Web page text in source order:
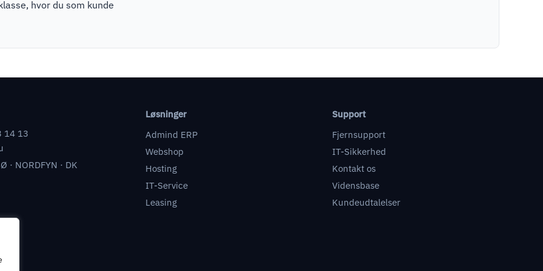
hvor du som kunde
14 13
· NORDFYN · DK
Løsninger
Admind ERP
Webshop
Hosting
IT-Service
Leasing
Support
Fjernsupport
IT-Sikkerhed
Kontakt os
Vidensbase
Kundeudtalelser